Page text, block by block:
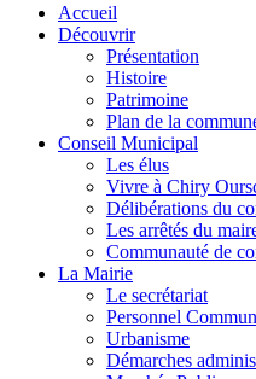
Accueil
Découvrir
Présentation
Histoire
Patrimoine
Plan de la
Conseil Municipal
Les élus
Vivre à Chiry
Délibérations du
Les arrêtés du
Communauté de
La Mairie
Le secrétariat
Personnel
Urbanisme
Démarches